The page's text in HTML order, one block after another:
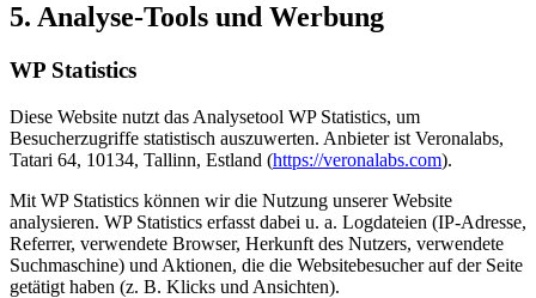
5. Analyse-Tools und Werbung
WP Statistics
Diese Website nutzt das Analysetool WP Statistics, um
Besucherzugriffe statistisch auszuwerten. Anbieter ist Veronalabs,
Tatari 64, 10134, Tallinn, Estland (https://veronalabs.com).
Mit WP Statistics können wir die Nutzung unserer Website
analysieren. WP Statistics erfasst dabei u. a. Logdateien (IP-Adresse,
Referrer, verwendete Browser, Herkunft des Nutzers, verwendete
Suchmaschine) und Aktionen, die die Websitebesucher auf der Seite
getätigt haben (z. B. Klicks und Ansichten).